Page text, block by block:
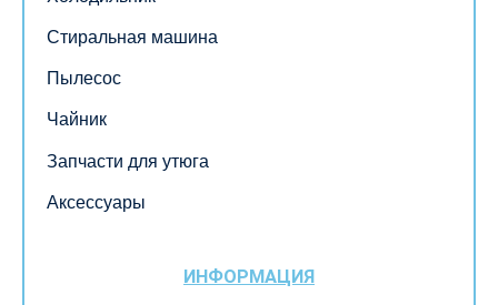
Стиральная машина
Пылесос
Чайник
Запчасти для утюга
Аксессуары
ИНФОРМАЦИЯ